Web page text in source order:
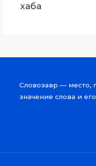
хаба
Словозавр — место,
значение слова и